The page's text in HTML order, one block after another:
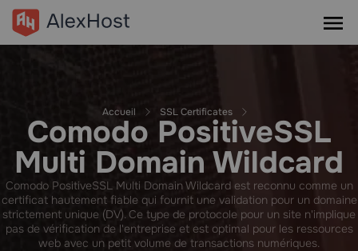
Accueil SSL Certificates
Comodo PositiveSSL
Multi Domain Wildcard
Comodo PositiveSSL Multi Domain Wildcard est reconnu comme un
certificat hautement fiable qui fournit une validation pour un domaine
strictement unique (DV). Ce type de protocole pour un site n'implique
pas de vérification de l'entreprise et est optimal pour les ressources
web avec un petit volume de transactions numériques.